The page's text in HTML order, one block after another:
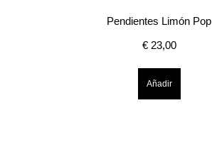
Pendientes Limón Pop
€23,00
Añadir